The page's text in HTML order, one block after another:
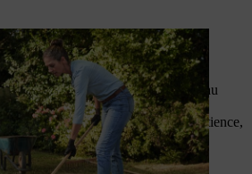
sable est une technique adaptée au
cette opération plusieurs fois au
une surface plane. Elle permet
et, avec un peu de patience,
bien plane et vigoureuse.